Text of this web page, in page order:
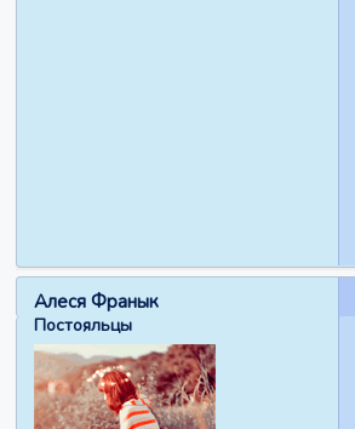
Алеся Франык
Постояльцы